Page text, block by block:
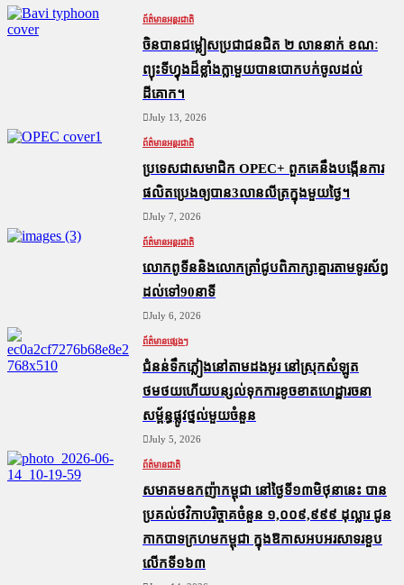
ព័ត៌មានអន្តរជាតិ
ចិនបានជម្លៀសប្រជាជនជិត ២ លាននាក់ ខណៈ
ព្យុះទីហ្វុងដ៏ខ្លាំងក្លាមួយបានបោកបក់ចូលដល់
ដីគោក។
July 13, 2026
ព័ត៌មានអន្តរជាតិ
ប្រទេសជាសមាជិក OPEC+​ ពួកគេនឹងបង្កើនការ
ផលិតប្រេងឲ្យបាន3លានលីត្រក្នុងមួយថ្ងៃ។
July 7, 2026
ព័ត៌មានអន្តរជាតិ
លោកពូទីននិងលោកត្រាំជូបពិភាក្សាគ្នារតាមទូរស័ព្ធ
ដល់ទៅ90នាទី
July 6, 2026
ព័ត៌មានផ្សេងៗ
ជំនន់​ទឹកភ្លៀង​នៅ​តាម​ដងអូរ​ នៅ​ស្រុក​សំឡូត​
ថមថយ​ហើយ​បន្សល់​ទុក​ការ​ខូចខាត​ហេដ្ឋារចនា
សម្ព័ន្ធ​ផ្លូវថ្នល់​មួយ​ចំនួន
July 5, 2026
ព័ត៌មានជាតិ
សមាគមឧកញ៉ាកម្ពុជា នៅថ្ងៃទី១៣មិថុនានេះ បាន
ប្រគល់ថវិកាបរិច្ចាគចំនួន ១,០០៩,៩៩៩ ដុល្លារ ជូន
កាកបាទក្រហមកម្ពុជា ក្នុងឱកាសអបអរសាទរខួប
លើកទី១៦៣